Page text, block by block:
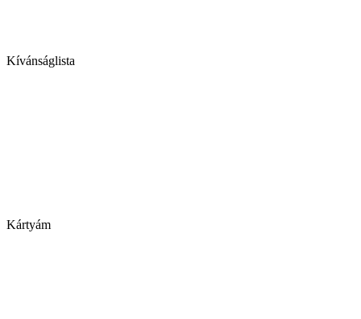
Kívánságlista
Kártyám